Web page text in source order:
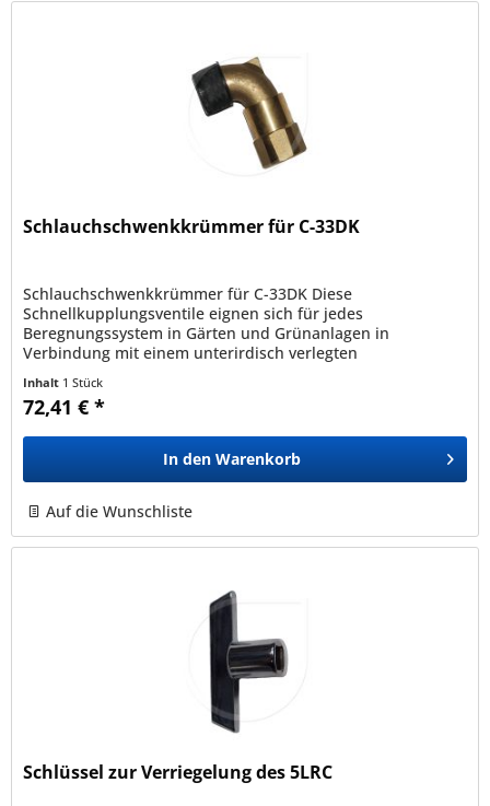
Schlauchschwenkkrümmer für C-33DK
Schlauchschwenkkrümmer für C-33DK Diese
Schnellkupplungsventile eignen sich für jedes
Beregnungssystem in Gärten und Grünanlagen in
Verbindung mit einem unterirdisch verlegten
Wasseranschluss...
Inhalt 1 Stück
72,41 € *
In den Warenkorb
Auf die Wunschliste
Schlüssel zur Verriegelung des 5LRC